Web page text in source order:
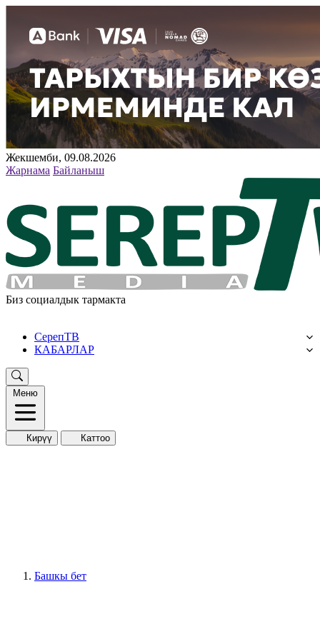
Жекшемби, 09.08.2026
Жарнама Байланыш
Биз социалдык тармакта
СерепТВ
КАБАРЛАР
Меню
Кирүү Каттоо
Башкы бет